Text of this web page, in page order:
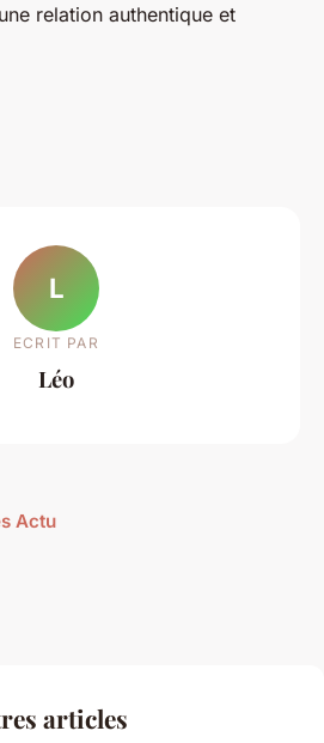
relation authentique et
L
ECRIT PAR
Léo
Actu
articles